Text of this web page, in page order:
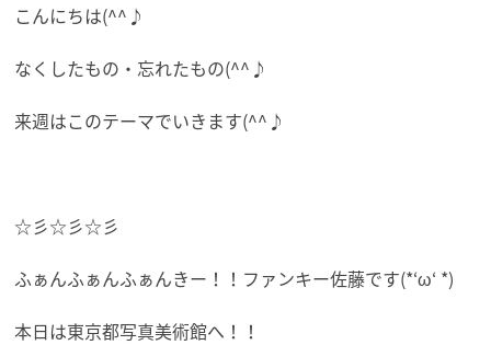
こんにちは(^^♪
なくしたもの・忘れたもの(^^♪
来週はこのテーマでいきます(^^♪
☆彡☆彡☆彡
ふぁんふぁんふぁんきー！！ファンキー佐藤です(*‘ω‘ *)
本日は東京都写真美術館へ！！